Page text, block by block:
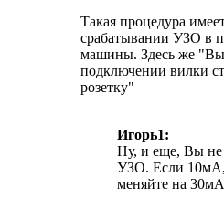
Такая процедура
срабатывании УЗО в
машины. Здесь же
подключении вилки
розетку"
Игорь1:
Ну, и еще, Вы не
УЗО. Если
меняйте на